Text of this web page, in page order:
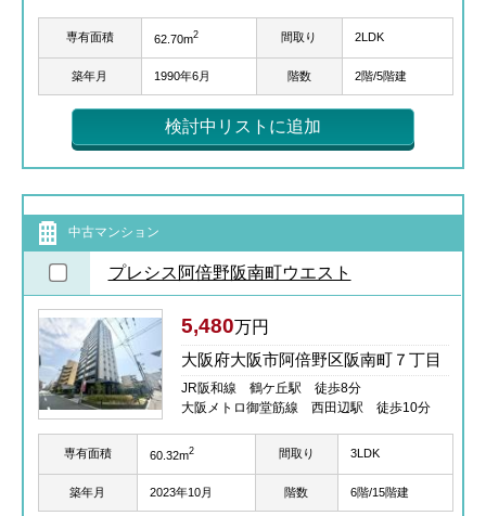
専有面積 62.70m2 間取り 2LDK
築年月 1990年6月 階数 2階/5階建
検討中リストに追加
中古マンション
プレシス阿倍野阪南町ウエスト
5,480万円
大阪府大阪市阿倍野区阪南町７丁目
JR阪和線 鶴ケ丘駅 徒歩8分
大阪メトロ御堂筋線 西田辺駅 徒歩10分
専有面積 60.32m2 間取り 3LDK
築年月 2023年10月 階数 6階/15階建